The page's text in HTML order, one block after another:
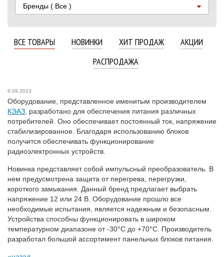
Бренды ( Все )
ВСЕ ТОВАРЫ НОВИНКИ ХИТ ПРОДАЖ
АКЦИИ
РАСПРОДАЖА
6.09.2023
Оборудование, представленное именитым производителем
КЭАЗ , разработано для обеспечения питания различных
потребителей. Оно обеспечивает постоянный ток, напряжение
стабилизированное. Благодаря использованию блоков
получится обеспечивать функционирование
радиоэлектронных устройств.
Новинка представляет собой импульсный преобразователь. В
нем предусмотрена защита от перегрева, перегрузки,
короткого замыкания. Данный бренд предлагает выбрать
напряжение 12 или 24 В. Оборудование прошло все
необходимые испытания, является надежным и безопасным.
Устройства способны функционировать в широком
температурном диапазоне от -30°С до +70°С. Производитель
разработал большой ассортимент панельных блоков питания.